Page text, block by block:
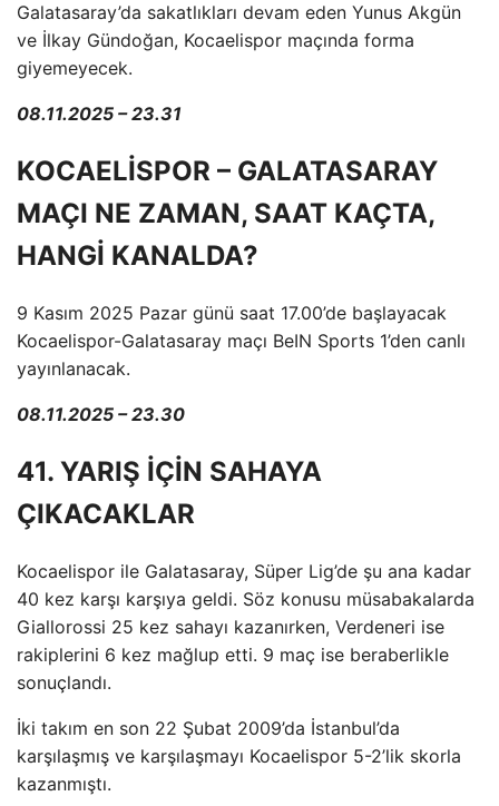
Galatasaray’da sakatlıkları devam eden Yunus Akgün
ve İlkay Gündoğan, Kocaelispor maçında forma
giyemeyecek.
08.11.2025 – 23.31
KOCAELİSPOR – GALATASARAY
MAÇI NE ZAMAN, SAAT KAÇTA,
HANGİ KANALDA?
9 Kasım 2025 Pazar günü saat 17.00’de başlayacak
Kocaelispor-Galatasaray maçı BeIN Sports 1’den canlı
yayınlanacak.
08.11.2025 – 23.30
41. YARIŞ İÇİN SAHAYA
ÇIKACAKLAR
Kocaelispor ile Galatasaray, Süper Lig’de şu ana kadar
40 kez karşı karşıya geldi. Söz konusu müsabakalarda
Giallorossi 25 kez sahayı kazanırken, Verdeneri ise
rakiplerini 6 kez mağlup etti. 9 maç ise beraberlikle
sonuçlandı.
İki takım en son 22 Şubat 2009’da İstanbul’da
karşılaşmış ve karşılaşmayı Kocaelispor 5-2’lik skorla
kazanmıştı.